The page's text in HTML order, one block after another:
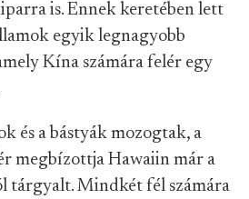
is. Ennek keretében lett
egyik legnagyobb
Kína számára felér egy
és a bástyák mozogtak, a
megbízottja Hawaiin már a
tárgyalt. Mindkét fél számára